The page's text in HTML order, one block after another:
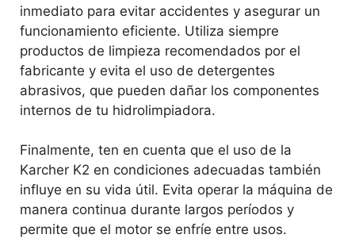
inmediato para evitar accidentes y asegurar un
funcionamiento eficiente. Utiliza siempre
productos de limpieza recomendados por el
fabricante y evita el uso de detergentes
abrasivos, que pueden dañar los componentes
internos de tu hidrolimpiadora.
Finalmente, ten en cuenta que el uso de la
Karcher K2 en condiciones adecuadas también
influye en su vida útil. Evita operar la máquina de
manera continua durante largos períodos y
permite que el motor se enfríe entre usos.